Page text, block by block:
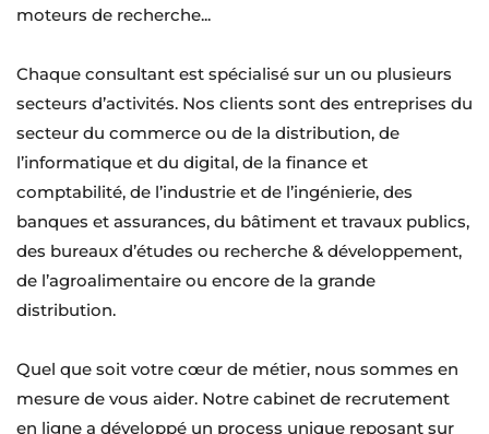
moteurs de recherche...
Chaque consultant est spécialisé sur un ou plusieurs
secteurs d’activités. Nos clients sont des entreprises du
secteur du commerce ou de la distribution, de
l’informatique et du digital, de la finance et
comptabilité, de l’industrie et de l’ingénierie, des
banques et assurances, du bâtiment et travaux publics,
des bureaux d’études ou recherche & développement,
de l’agroalimentaire ou encore de la grande
distribution.
Quel que soit votre cœur de métier, nous sommes en
mesure de vous aider. Notre cabinet de recrutement
en ligne a développé un process unique reposant sur